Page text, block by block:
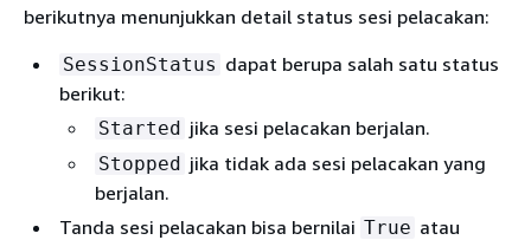
berikutnya menunjukkan detail status sesi pelacakan:
SessionStatus dapat berupa salah satu status
berikut:
Started jika sesi pelacakan berjalan.
Stopped jika tidak ada sesi pelacakan yang
berjalan.
Tanda sesi pelacakan bisa bernilai True atau